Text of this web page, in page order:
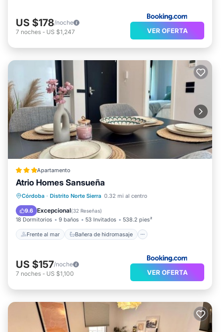
US $178/noche
7 noches - US $1,247 VER OFERTA
Apartamento
Atrio Homes Sansueña
Córdoba · Distrito Norte Sierra 0.32 mi al centro
9.6 Excepcional(32 Reseñas)
18 Dormitorios 9 baños 53 Invitados 538.2 pies²
Frente al mar Bañera de hidromasaje
Frente al mar
Bañera de hidromasaje
Aparcamiento
US $157/noche
7 noches - US $1,100 VER OFERTA